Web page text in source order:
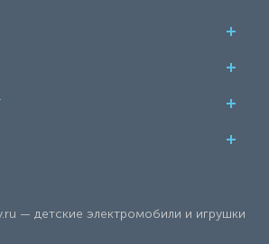
— детские электромобили и игрушки